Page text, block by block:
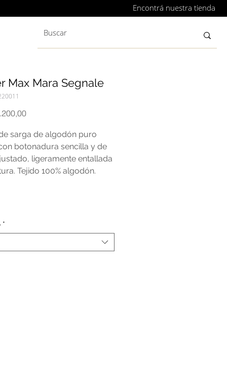
Encontrá nuestra tienda
Max Mara Segnale
Precio
sarga de algodón puro
botonadura sencilla y de
ligeramente entallada
Tejido 100% algodón.
*